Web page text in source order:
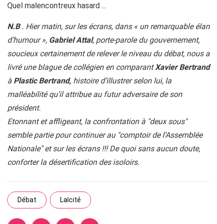
Quel malencontreux hasard ...
N.B. Hier matin, sur les écrans, dans « un remarquable élan
d’humour », Gabriel Attal, porte-parole du gouvernement,
soucieux certainement de relever le niveau du débat, nous a
livré une blague de collégien en comparantXavier Bertrand
à Plastic Bertrand, histoire d’illustrer selon lui, la
malléabilité qu’il attribue au futur adversaire de son
président.
Etonnant et affligeant, la confrontation à "deux sous"
semble partie pour continuer au "comptoir de l’Assemblée
Nationale" et sur les écrans !!! De quoi sans aucun doute,
conforter la désertification des isoloirs.
Débat Laïcité